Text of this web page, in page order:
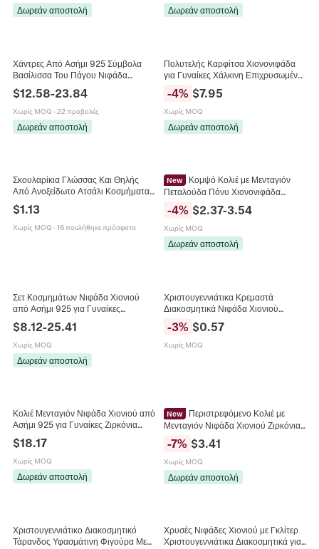
Δωρεάν αποστολή Δωρεάν αποστολή
Χάντρες Από Ασήμι 925 Σύμβολα
Βασίλισσα Του Πάγου Νιφάδα
Χιονιού Με Μπλε Σμάλτο Ζιργκόν Για
Κατασκευή Βραχιολιών
$12.58-23.84
Χωρίς MOQ · 22 προβολές
Δωρεάν αποστολή
Πολυτελής Καρφίτσα Χιονονιφάδα
για Γυναίκες Χάλκινη Επιχρυσωμένη
Ζιργκόν Μικρο-ένθετο Μαργαριτάρι
Κοχυλιού Αξεσουάρ Κοστουμιού
Κοσμήματα
-4% $7.95
Χωρίς MOQ
Δωρεάν αποστολή
Σκουλαρίκια Γλώσσας Και Θηλής
Από Ανοξείδωτο Ατσάλι Κοσμήματα
Σώματος Μπάρα Σχέδιο Νιφάδα
Χιονιού Πολύχρωμο Μόδα
$1.13
Χωρίς MOQ · 16 πουλήθηκε πρόσφατα
New
Κομψό Κολιέ με Μενταγιόν
Πεταλούδα Πόνυ Χιονονιφάδα
Ζιργκόν Με Τεχνητό Τεχνητό
Μαργαριτάρι Ρυθμιζόμενη Μακριά
Αλυσίδα Γυναικεία Κοσμήματα
-4% $2.37-3.54
Χωρίς MOQ
Δωρεάν αποστολή
Σετ Κοσμημάτων Νιφάδα Χιονιού
από Ασήμι 925 για Γυναίκες
Ρυθμιζόμενο Δαχτυλίδι Κομψό Δώρο
$8.12-25.41
Χωρίς MOQ
Δωρεάν αποστολή
Χριστουγεννιάτικα Κρεμαστά
Διακοσμητικά Νιφάδα Χιονιού
με Χρυσόσκονη για Διακόσμηση
Χριστουγεννιάτικου Δέντρου
-3% $0.57
Χωρίς MOQ
Κολιέ Μενταγιόν Νιφάδα Χιονιού από
Ασήμι 925 για Γυναίκες Ζιρκόνια
Ένθετο Χρυσό Ασημί Γαλβανισμένο
Κοσμήματα Μόδας
$18.17
Χωρίς MOQ
Δωρεάν αποστολή
New
Περιστρεφόμενο Κολιέ με
Μενταγιόν Νιφάδα Χιονιού Ζιρκόνια
Χάλκινο Επισημασμένο με Ασήμι
Εξαιρετικά Κοσμήματα Μόδας για
Γυναίκες Χριστουγεννιάτικο Δώρο
-7% $3.41
Χωρίς MOQ
Δωρεάν αποστολή
Χριστουγεννιάτικο Διακοσμητικό
Τάρανδος Υφασμάτινη Φιγούρα Με
Χρυσές Νιφάδες Χιονιού με Γκλίτερ
Χριστουγεννιάτικα Διακοσμητικά για